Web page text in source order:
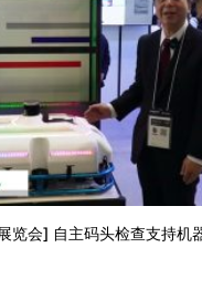
览会] 自主码头检查支持机